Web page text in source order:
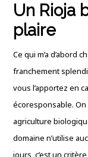
Un Rioja
plaire
Ce qui m’a d’abord
franchement
vous l’apportez en
écoresponsable.
agriculture
domaine n’utilise
jours, c’est un